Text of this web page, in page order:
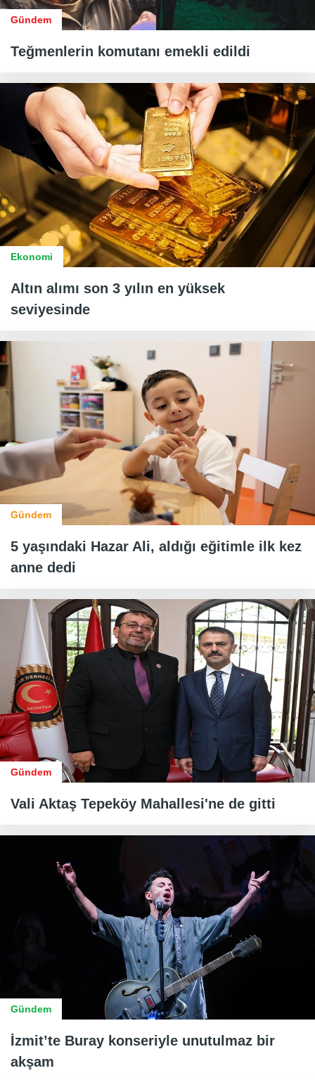
Gündem
Teğmenlerin komutanı emekli edildi
Ekonomi
Altın alımı son 3 yılın en yüksek
seviyesinde
Gündem
5 yaşındaki Hazar Ali, aldığı eğitimle ilk kez
anne dedi
Gündem
Vali Aktaş Tepeköy Mahallesi'ne de gitti
Gündem
İzmit’te Buray konseriyle unutulmaz bir
akşam